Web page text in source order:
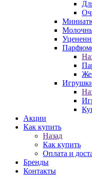
Акции
Как купить
Назад
Как купить
Оплата и
Бренды
Контакты